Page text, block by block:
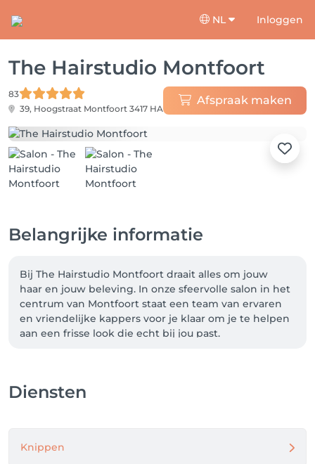
NL Inloggen
The Hairstudio Montfoort
83
39, Hoogstraat Montfoort 3417 HA
Afspraak maken
Belangrijke informatie
Bij The Hairstudio Montfoort draait alles om jouw
haar en jouw beleving. In onze sfeervolle salon in het
centrum van Montfoort staat een team van ervaren
en vriendelijke kappers voor je klaar om je te helpen
aan een frisse look die echt bij jou past.
luisteren naar je wensen en zorgen dat je tevreden
Diensten
Knippen